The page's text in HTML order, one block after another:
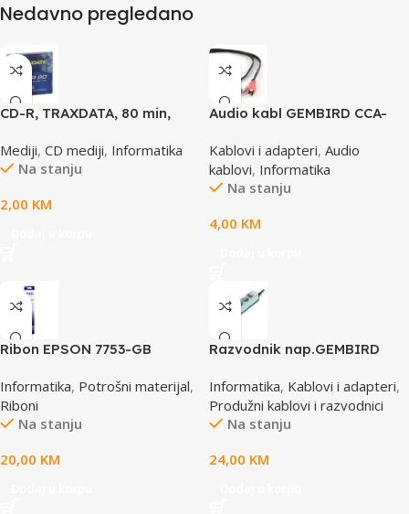
Nedavno pregledano
CD-R, TRAXDATA, 80 min,
Mediji, CD mediji, Informatika
Na stanju
2,00 KM
Audio kabl GEMBIRD CCA-
phono, 1,5m
Kablovi i adapteri, Audio
kablovi, Informatika
Na stanju
4,00 KM
Ribon EPSON 7753-GB
/4X0/5X0/8X0 (A4)S015633
Informatika, Potrošni materijal,
Riboni
Na stanju
20,00 KM
Razvodnik nap.GEMBIRD
prekidač,3m, osigurač,
prenaponska zaštita
Informatika, Kablovi i adapteri,
Produžni kablovi i razvodnici
Na stanju
24,00 KM